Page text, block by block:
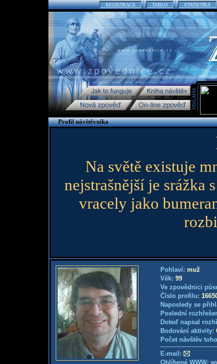
REGISTRACE TABLO STATISTIKA
Profil návštěvníka
Na světě existuje
nejstrašnější je
vracely jako
Pohlaví: muž
Věk: 99
Ve zpovědnici
Číslo profilu:
Naposledy se
Poslední
Doteď napsal
Bodování aktivity:
Počet návštěv
E-mail:
Oblíbené WWW: